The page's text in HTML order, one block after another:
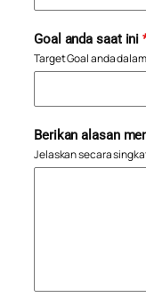
Goal anda saat ini
Target Goal anda
Berikan alasan
Jelaskan secara